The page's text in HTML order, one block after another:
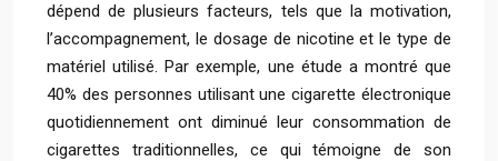
dépend de plusieurs facteurs, tels que la motivation,
l’accompagnement, le dosage de nicotine et le type de
matériel utilisé. Par exemple, une étude a montré que
40% des personnes utilisant une cigarette électronique
quotidiennement ont diminué leur consommation de
cigarettes traditionnelles, ce qui témoigne de son